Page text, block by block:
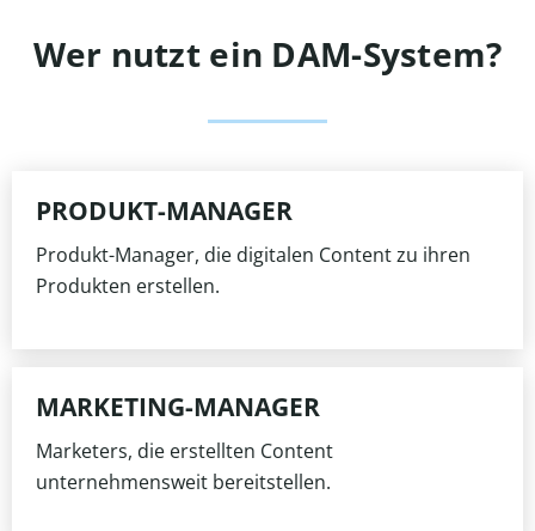
Wer nutzt ein DAM-System?
PRODUKT-MANAGER
Produkt-Manager, die digitalen Content zu ihren
Produkten erstellen.
MARKETING-MANAGER
Marketers, die erstellten Content
unternehmensweit bereitstellen.